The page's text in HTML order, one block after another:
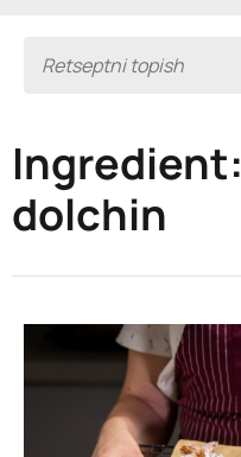
Ingredient:
dolchin